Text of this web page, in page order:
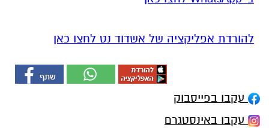
להורדת אפליקציה של אשדוד נט לחצו כאן
עקבו בפייסבוק
עקבו באינסטגרם